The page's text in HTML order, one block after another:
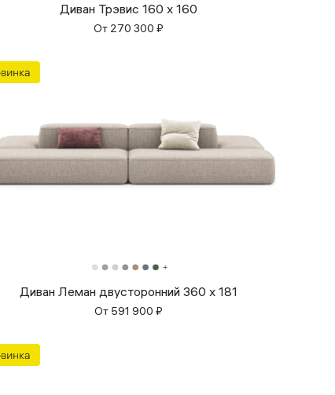
Диван Трэвис 160 x 160
От 270 300₽
Диван Леман двусторонний 360 х 181
От 591 900₽